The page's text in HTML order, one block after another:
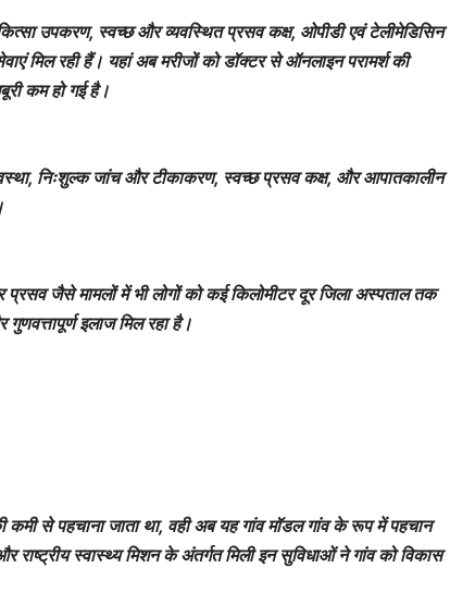
उपकरण, स्वच्छ और व्यवस्थित प्रसव कक्ष, ओपीडी एवं टेलीमेडिसिन
मिल रही हैं। यहां अब मरीजों को डॉक्टर से ऑनलाइन परामर्श की
कम हो गई है।
निःशुल्क जांच और टीकाकरण, स्वच्छ प्रसव कक्ष, और आपातकालीन
प्रसव जैसे मामलों में भी लोगों को कई किलोमीटर दूर जिला अस्पताल तक
इलाज मिल रहा है।
से पहचाना जाता था, वही अब यह गांव मॉडल गांव के रूप में पहचान
स्वास्थ्य मिशन के अंतर्गत मिली इन सुविधाओं ने गांव को विकास